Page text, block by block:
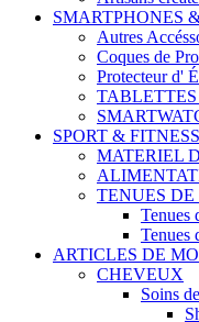
SMARTPHONES
Autres
Coques de
Protecteur d'
SPORT & FITNESS
MATERIEL
TENUES DE
Tenues
Tenues
ARTICLES DE
CHEVEUX
Soins